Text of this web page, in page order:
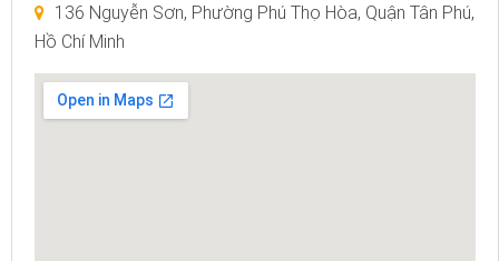
136 Nguyễn Sơn, Phường Phú Thọ Hòa, Quận Tân Phú,
Hồ Chí Minh